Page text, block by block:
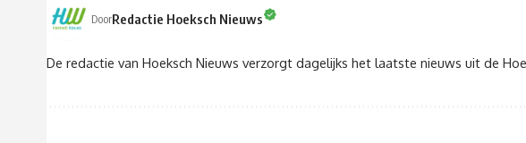
DoorRedactie Hoeksch Nieuws
De redactie van Hoeksch Nieuws verzorgt dagelijks het laatste nieuws uit de